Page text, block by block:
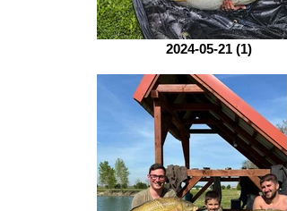
2024-05-21 (1)